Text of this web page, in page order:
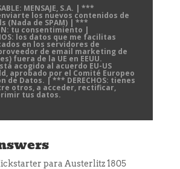
MENSAJE, S.A. | ***
los nuevos contenidos de
(Nada de SPAM) | ***
tu consentimiento |
los datos que me facilitas
en los servidores de
de email marketing de
fuera de la UE en EEUU.
acogido al acuerdo EU-US
aprobado por el Comité Europeo
de Datos. | *** DERECHOS: tienes
otros, a acceder, rectificar,
tus datos.
para Austerlitz 1805